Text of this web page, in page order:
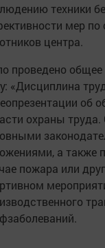
техники
мер по
центра.
проведено общее
«Дисциплина
об
охраны
а также
пожара или